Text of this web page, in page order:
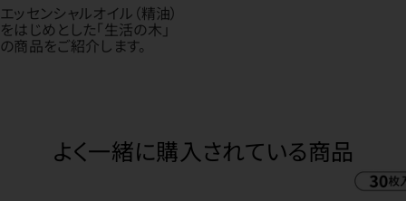
エッセンシャルオイル（精油）
をはじめとした「生活の木」
の商品をご紹介します。
よく一緒に購入されている商品